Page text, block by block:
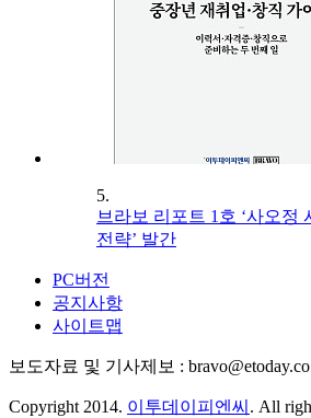
5.
브라보 리포트 1호 ‘사오정
전략’ 발간
PC버전
공지사항
사이트맵
보도자료 및 기사제보 :
Copyright 2014. 이투데이피엔씨 . All